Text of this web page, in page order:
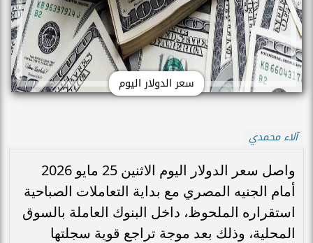
سعر الدولار اليوم
آلاء محمدي
واصل سعر الدولار اليوم الاثنين 25 مايو 2026
أمام الجنيه المصري مع بداية التعاملات الصباحية
استقراره الملحوظ، داخل البنوك العاملة بالسوق
المحلية، وذلك بعد موجة تراجع قوية سجلتها